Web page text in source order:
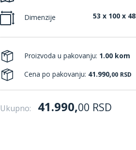
Dimenzije 53 x 100 x 48
Proizvoda u pakovanju: 1.00 kom
Cena po pakovanju: 41.990,00 RSD
Ukupno: 41.990,00 RSD